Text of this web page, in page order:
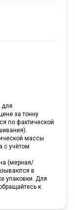
для
за тонну
по фактической
массы
с учётом
(мерная/
в
упаковки. Для
к